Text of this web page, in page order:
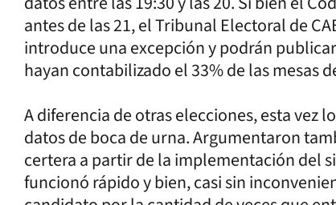
antes de las 21, el Tribunal Electoral de
introduce una excepción y podrán
hayan contabilizado el 33% de las mesas
A diferencia de otras elecciones, esta
datos de boca de urna. Argumentaron
certera a partir de la implementación del
funcionó rápido y bien, casi sin